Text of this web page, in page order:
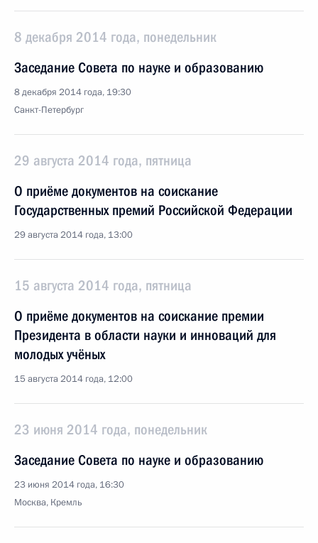
8 декабря 2014 года, понедельник
Заседание Совета по науке и образованию
8 декабря 2014 года, 19:30
Санкт-Петербург
29 августа 2014 года, пятница
О приёме документов на соискание
Государственных премий Российской Федерации
29 августа 2014 года, 13:00
15 августа 2014 года, пятница
О приёме документов на соискание премии
Президента в области науки и инноваций для
молодых учёных
15 августа 2014 года, 12:00
23 июня 2014 года, понедельник
Заседание Совета по науке и образованию
23 июня 2014 года, 16:30
Москва, Кремль